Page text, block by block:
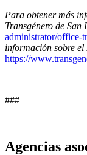
Para obtener más
Transgénero de San
administrator/office-
información sobre
https://
###
Agencias